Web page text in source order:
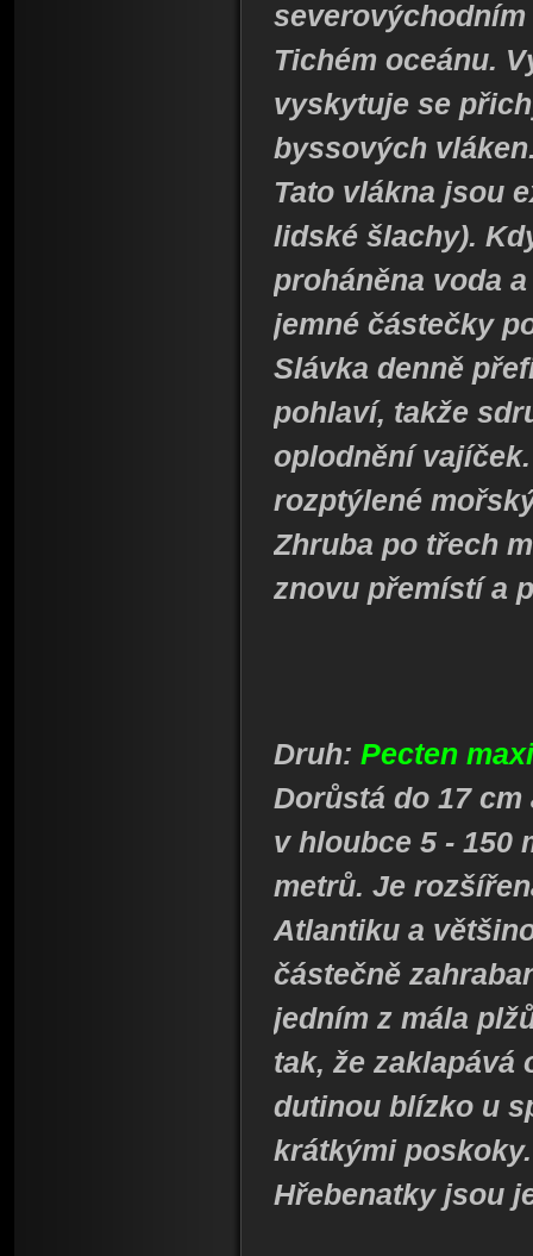
Tichém oceánu.
vyskytuje se
byssových
Tato vlákna jsou
lidské šlachy).
proháněna voda
jemné částečky
Slávka denně
pohlaví, takže
oplodnění
rozptýlené
Zhruba po třech
znovu přemístí a
Druh: Pecten
Dorůstá do 17
v hloubce 5 - 150
metrů. Je
Atlantiku a
částečně
jedním z mála
tak, že
dutinou blízko u
krátkými
Hřebenatky jsou